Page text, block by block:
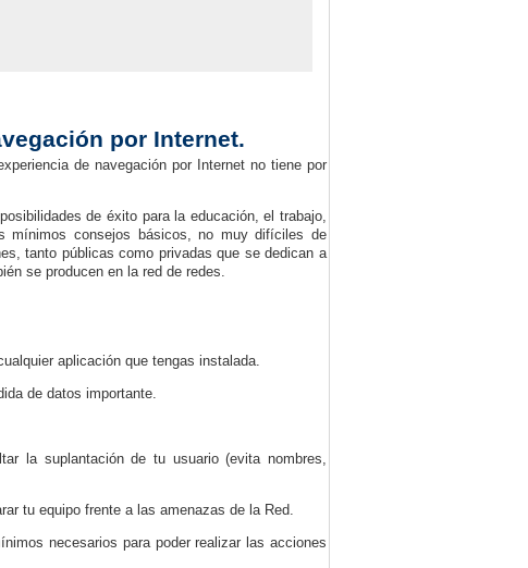
por Internet.
de navegación por Internet no tiene por
de éxito para la educación, el trabajo,
mínimos consejos básicos, no muy difíciles de
tanto públicas como privadas que se dedican a
se producen en la red de redes.
aplicación que tengas instalada.
de datos importante.
la suplantación de tu usuario (evita nombres,
tu equipo frente a las amenazas de la Red.
necesarios para poder realizar las acciones